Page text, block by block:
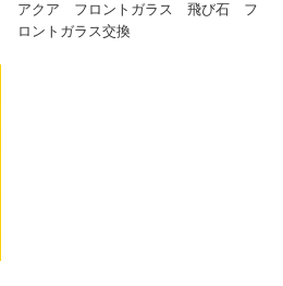
アクア フロントガラス 飛び石 フ
ロントガラス交換